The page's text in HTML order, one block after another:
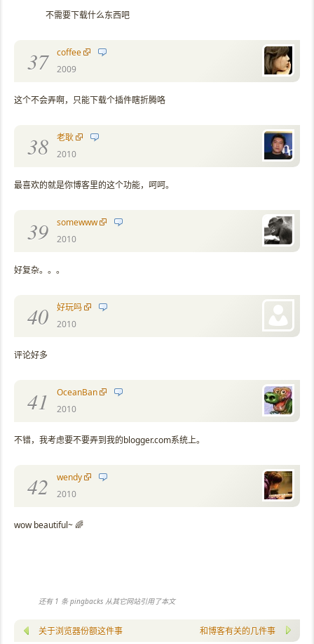
不需要下载什么东西吧
37
coffee
2009
这个不会弄啊，只能下载个插件瞎折腾咯
38
老耿
2010
最喜欢的就是你博客里的这个功能，呵呵。
39
somewww
2010
好复杂。。。
40
好玩吗
2010
评论好多
41
OceanBan
2010
不错，我考虑要不要弄到我的blogger.com系统上。
42
wendy
2010
wow beautiful~ 🌈
还有 1 条 pingbacks 从其它网站引用了本文
关于浏览器份额这件事 和博客有关的几件事